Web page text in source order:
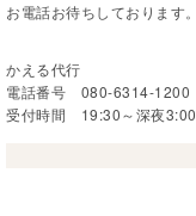
お電話お待ちしております。
かえる代行
電話番号 080-6314-1200
受付時間 19:30～深夜3:00